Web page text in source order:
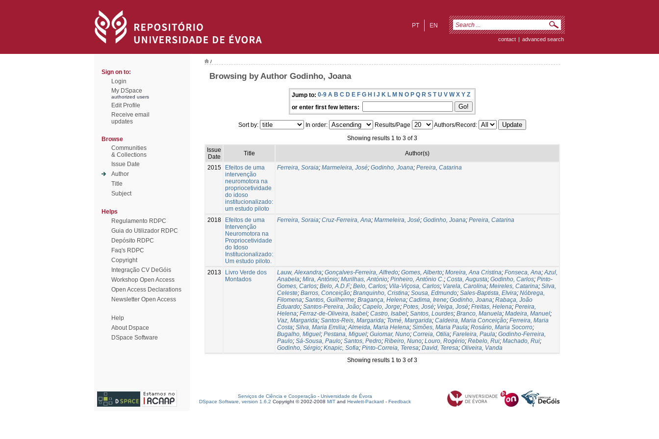
EN
PT
contact | advanced search
Sign on to:
Login
My DSpace
authorized users
Edit Profile
Receive email
updates
Browse
Communities
& Collections
Issue Date
Author
Title
Subject
Helps
Regulamento RDPC
Guia do Utilizador RDPC
Depósito RDPC
Faq's RDPC
Copyright
Integração CV DeGóis
Workshop Open Access
Open Access Declarations
Newsletter Open Access
Help
About Dspace
DSpace Software
/
Browsing by Author Godinho, Joana
Jump to: 0-9 A B C D E F G H I J K L M N O P Q R S T U V W X Y Z
or enter first few letters:
Sort by: In order: Results/Page
Authors/Record:
Showing results 1 to 3 of 3
Issue
Date
Title Author(s)
2015
Efeitos de uma
intervenção
neuromotora na
propriocetividade
do idoso
institucionalizado:
um estudo piloto
Ferreira, Soraia; Marmeleira, José; Godinho, Joana; Pereira, Catarina
2018
Efeitos de uma
Intervenção
Neuromotora na
Propriocetividade
do Idoso
Institucionalizado:
Um estudo piloto.
Ferreira, Soraia; Cruz-Ferreira, Ana; Marmeleira, José; Godinho, Joana; Pereira, Catarina
2013
Livro Verde dos
Montados
Lauw, Alexandra; Gonçalves-Ferreira, Alfredo; Gomes, Alberto; Moreira, Ana Cristina; Fonseca, Ana;Azul,
Anabela; Mira, António; Murilhas, António; Pinheiro, António C.; Costa, Augusta; Godinho, Carlos; Pinto-
Gomes, Carlos; Belo, A.D.F.; Belo, Carlos; Vila-Viçosa, Carlos; Varela, Carolina; Meireles, Catarina; Silva,
Celeste; Barros, Conceição; Branquinho, Cristina; Sousa, Edmundo; Sales-Baptista, Elvira; Nóbrega,
Filomena; Santos, Guilherme; Bragança, Helena; Cadima, Irene; Godinho, Joana; Rabaça, João
Eduardo; Santos-Pereira, João; Capelo, Jorge; Potes, José; Veiga, José; Freitas, Helena; Pereira,
Helena; Ferraz-de-Oliveira, Isabel; Castro, Isabel; Santos, Lourdes; Branco, Manuela; Madeira, Manuel;
Vaz, Margarida; Santos-Reis, Margarida; Tomé, Margarida; Caldeira, Maria Conceição; Ferreira, Maria
Costa; Silva, Maria Emilia;Almeida, Maria Helena; Simões, Maria Paula; Rosário, Maria Socorro;
Bugalho, Miguel; Pestana, Miguel; Guiomar, Nuno; Correia, Otilia; Fareleira, Paula; Godinho-Ferreira,
Paulo; Sá-Sousa, Paulo; Santos, Pedro; Ribeiro, Nuno; Louro, Rogério; Rebelo, Rui; Machado, Rui;
Godinho, Sérgio; Knapic, Sofia; Pinto-Correia, Teresa; David, Teresa; Oliveira, Vanda
Showing results 1 to 3 of 3
Serviços de Ciência e Cooperação - Universidade de Évora
DSpace Software, version 1.6.2 Copyright © 2002-2008 MIT and Hewlett-Packard - Feedback